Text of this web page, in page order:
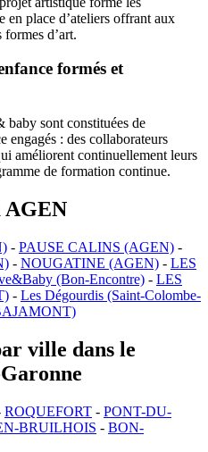
en place d’ateliers offrant aux
d’art.
formés et
baby sont constituées de
engagés : des collaborateurs
améliorent continuellement leurs
de formation continue.
AGEN
- PAUSE CALINS (AGEN) -
- NOUGATINE (AGEN) - LES
(Bon-Encontre) - LES
- Les Dégourdis (Saint-Colombe-
ville dans le
ROQUEFORT - PONT-DU-
BRUILHOIS - BON-